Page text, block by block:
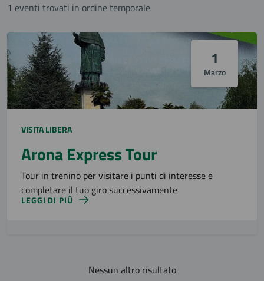
1 eventi trovati in ordine temporale
1
Marzo
VISITA LIBERA
Arona Express Tour
Tour in trenino per visitare i punti di interesse e
completare il tuo giro successivamente
LEGGI DI PIÙ
Nessun altro risultato